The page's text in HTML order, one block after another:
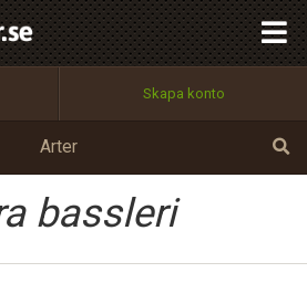
Skapa konto
Arter
bassleri
Utför
100%
OK
Tillbaka till förstasidan